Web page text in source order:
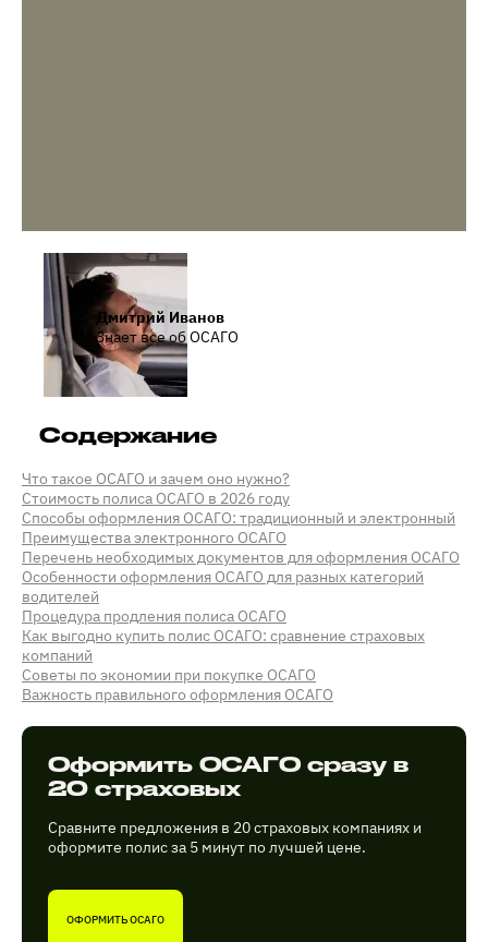
Дмитрий Иванов
Знает все об ОСАГО
Содержание
Что такое ОСАГО и зачем оно нужно?
Стоимость полиса ОСАГО в 2026 году
Способы оформления ОСАГО: традиционный и электронный
Преимущества электронного ОСАГО
Перечень необходимых документов для оформления ОСАГО
Особенности оформления ОСАГО для разных категорий
водителей
Процедура продления полиса ОСАГО
Как выгодно купить полис ОСАГО: сравнение страховых
компаний
Советы по экономии при покупке ОСАГО
Важность правильного оформления ОСАГО
Оформить ОСАГО сразу в
20 страховых
Сравните предложения в 20 страховых компаниях и
оформите полис за 5 минут по лучшей цене.
ОФОРМИТЬ ОСАГО